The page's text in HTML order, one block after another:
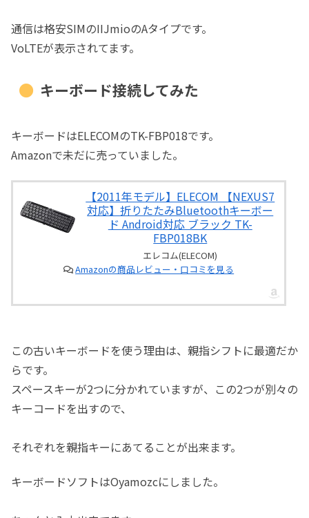
通信は格安SIMのIIJmioのAタイプです。
VoLTEが表示されてます。
キーボード接続してみた
キーボードはELECOMのTK-FBP018です。
Amazonで未だに売っていました。
【2011年モデル】ELECOM 【NEXUS7
対応】折りたたみBluetoothキーボー
ド Android対応 ブラック TK-
FBP018BK
エレコム(ELECOM)
Amazonの商品レビュー・口コミを見る
この古いキーボードを使う理由は、親指シフトに最適だか
らです。
スペースキーが2つに分かれていますが、この2つが別々の
キーコードを出すので、
それぞれを親指キーにあてることが出来ます。
キーボードソフトはOyamozcにしました。